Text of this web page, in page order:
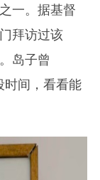
一。据基督
拜访过该
岛子曾
时间，看看能